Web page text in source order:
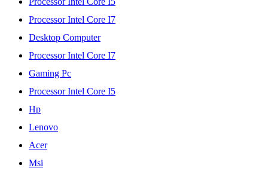
Processor Intel Core I7
Desktop Computer
Processor Intel Core I7
Gaming Pc
Processor Intel Core I5
Hp
Lenovo
Acer
Msi